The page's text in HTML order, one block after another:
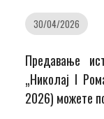
30/04/2026
Предавање
„Николај I
2026) можете